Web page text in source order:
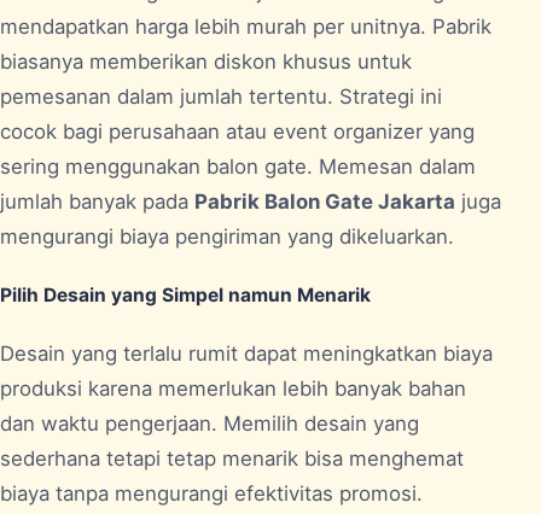
mendapatkan harga lebih murah per unitnya. Pabrik
biasanya memberikan diskon khusus untuk
pemesanan dalam jumlah tertentu. Strategi ini
cocok bagi perusahaan atau event organizer yang
sering menggunakan balon gate. Memesan dalam
jumlah banyak pada Pabrik Balon Gate Jakarta juga
mengurangi biaya pengiriman yang dikeluarkan.
Pilih Desain yang Simpel namun Menarik
Desain yang terlalu rumit dapat meningkatkan biaya
produksi karena memerlukan lebih banyak bahan
dan waktu pengerjaan. Memilih desain yang
sederhana tetapi tetap menarik bisa menghemat
biaya tanpa mengurangi efektivitas promosi.